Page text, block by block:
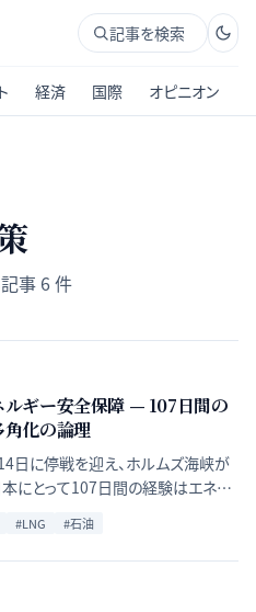
記事を検索
経済 国際 オピニオン
記事 6件
ギー安全保障 — 107日間の
化の論理
日に停戦を迎え、ホルムズ海峡が
にとって107日間の経験はエネル
列で整理する。
#LNG #石油